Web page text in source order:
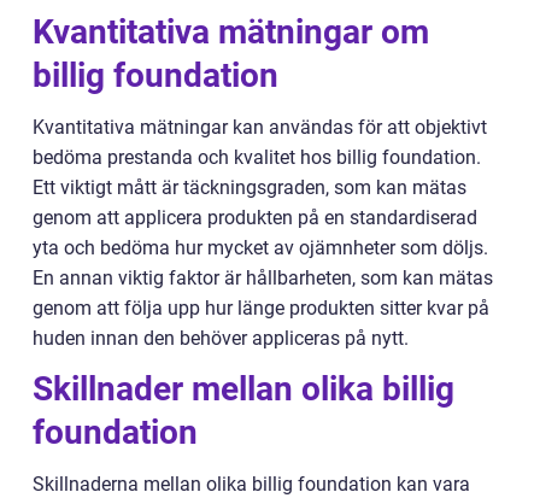
Kvantitativa mätningar om
billig foundation
Kvantitativa mätningar kan användas för att objektivt
bedöma prestanda och kvalitet hos billig foundation.
Ett viktigt mått är täckningsgraden, som kan mätas
genom att applicera produkten på en standardiserad
yta och bedöma hur mycket av ojämnheter som döljs.
En annan viktig faktor är hållbarheten, som kan mätas
genom att följa upp hur länge produkten sitter kvar på
huden innan den behöver appliceras på nytt.
Skillnader mellan olika billig
foundation
Skillnaderna mellan olika billig foundation kan vara